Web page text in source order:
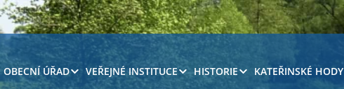
OBECNÍ ÚŘAD VEŘEJNÉ INSTITUCE HISTORIE KATEŘINSKÉ HODY